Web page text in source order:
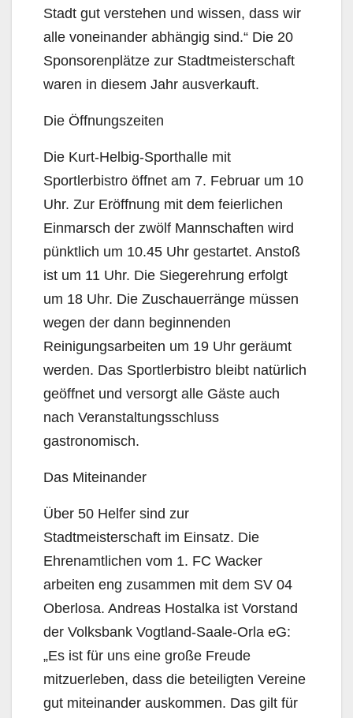
Stadt gut verstehen und wissen, dass wir
alle voneinander abhängig sind.“ Die 20
Sponsorenplätze zur Stadtmeisterschaft
waren in diesem Jahr ausverkauft.
Die Öffnungszeiten
Die Kurt-Helbig-Sporthalle mit
Sportlerbistro öffnet am 7. Februar um 10
Uhr. Zur Eröffnung mit dem feierlichen
Einmarsch der zwölf Mannschaften wird
pünktlich um 10.45 Uhr gestartet. Anstoß
ist um 11 Uhr. Die Siegerehrung erfolgt
um 18 Uhr. Die Zuschauerränge müssen
wegen der dann beginnenden
Reinigungsarbeiten um 19 Uhr geräumt
werden. Das Sportlerbistro bleibt natürlich
geöffnet und versorgt alle Gäste auch
nach Veranstaltungsschluss
gastronomisch.
Das Miteinander
Über 50 Helfer sind zur
Stadtmeisterschaft im Einsatz. Die
Ehrenamtlichen vom 1. FC Wacker
arbeiten eng zusammen mit dem SV 04
Oberlosa. Andreas Hostalka ist Vorstand
der Volksbank Vogtland-Saale-Orla eG:
„Es ist für uns eine große Freude
mitzuerleben, dass die beteiligten Vereine
gut miteinander auskommen. Das gilt für